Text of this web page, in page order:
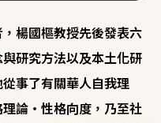
楊國樞教授先後發表六
研究方法以及本土化研
事了有關華人自我理
論‧性格向度，乃至社